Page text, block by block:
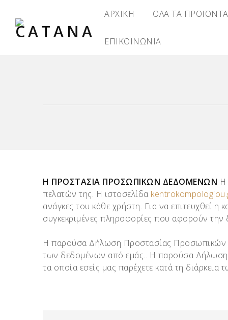
ΑΡΧΙΚΗ ΟΛΑ ΤΑ ΠΡΟΪΟΝΤΑ
ΕΠΙΚΟΙΝΩΝΙΑ
H ΠΡΟΣΤΑΣΙΑ ΠΡΟΣΩΠΙΚΩΝ ΔΕΔΟΜΕΝΩΝ H
πελατών της. Η ιστοσελίδα
ανάγκες του κάθε χρήστη. Για να επιτευχθεί η
συγκεκριμένες πληροφορίες που αφορούν την
Η παρούσα Δήλωση Προστασίας Προσωπικών
των δεδομένων από εμάς.. Η παρούσα Δήλωση
τα οποία εσείς μας παρέχετε κατά τη